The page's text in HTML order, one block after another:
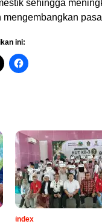
sehingga
mengembangkan
ini:
index